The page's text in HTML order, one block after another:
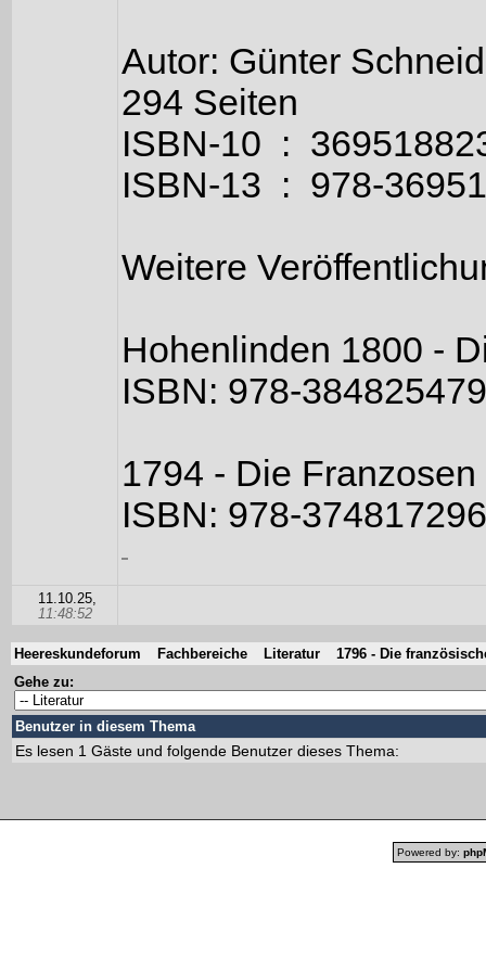
Autor: Günter
294 Seiten
ISBN-10 ‏ :
ISBN-13 ‏ : ‎ 978-
Weitere
Hohenlinden 1800 -
ISBN: ‎978-
1794 - Die
ISBN: 978-
11.10.25,
11:48:52
Heereskundeforum Fachbereiche Literatur
1796 - Die
Gehe zu:
Benutzer in diesem Thema
Es lesen 1 Gäste und folgende Benutzer dieses Thema:
Powered by: